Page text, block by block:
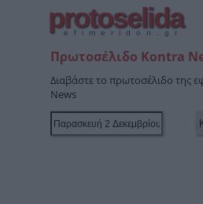
protoselida
efimeridon.gr
Πρωτοσέλιδο Kontra
Διαβάστε το πρωτοσέλιδο της
News